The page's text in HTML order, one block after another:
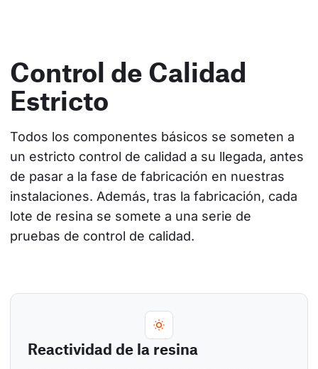
Control de Calidad
Estricto
Todos los componentes básicos se someten a
un estricto control de calidad a su llegada, antes
de pasar a la fase de fabricación en nuestras
instalaciones. Además, tras la fabricación, cada
lote de resina se somete a una serie de
pruebas de control de calidad.
Reactividad de la resina